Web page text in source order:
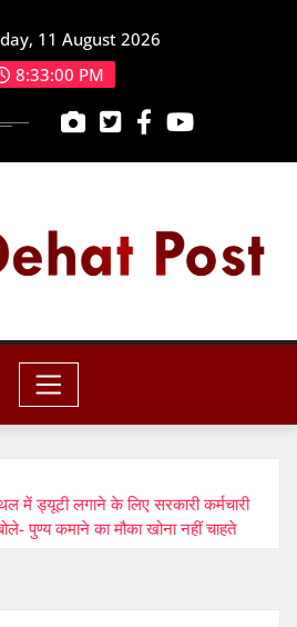
11 August 2026
8:33:02 PM
में ड्यूटी लगाने के लिए सरकारी कर्मचारी
पुण्य कमाने का मौका खोना नहीं चाहते